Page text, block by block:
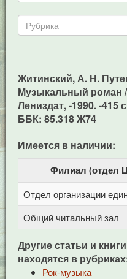
Житинский, А. Н.
Музыкальный роман
Лениздат, -1990. -415
ББК: 85.318 Ж74
Имеется в наличии:
Филиал (отдел
Отдел организации
Общий читальный зал
Другие статьи и
находятся в
Рок-музыка